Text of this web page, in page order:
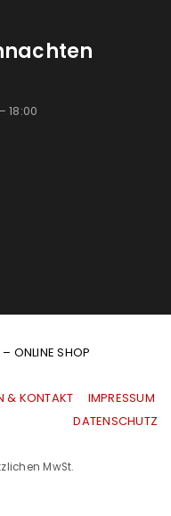
18:00
ONLINE SHOP
& KONTAKT
IMPRESSUM
|DATENSCHUTZ
MwSt.